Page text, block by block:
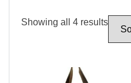
Showing all 4 results